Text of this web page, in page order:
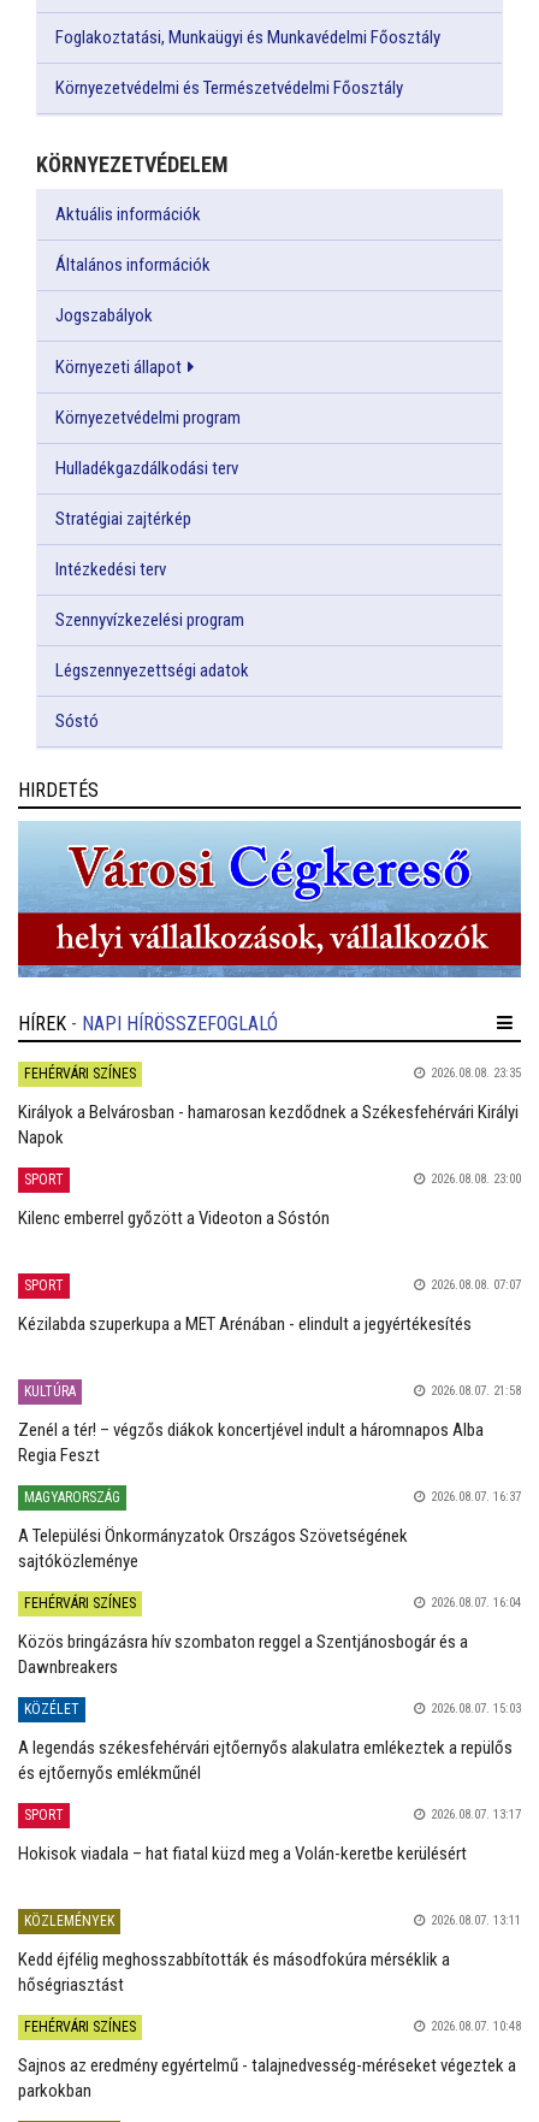
Foglakoztatási, Munkaügyi és Munkavédelmi Főosztály
Környezetvédelmi és Természetvédelmi Főosztály
KÖRNYEZETVÉDELEM
Aktuális információk
Általános információk
Jogszabályok
Környezeti állapot
Környezetvédelmi program
Hulladékgazdálkodási terv
Stratégiai zajtérkép
Intézkedési terv
Szennyvízkezelési program
Légszennyezettségi adatok
Sóstó
HIRDETÉS
HÍREK - NAPI HÍRÖSSZEFOGLALÓ
FEHÉRVÁRI SZÍNES 2026.08.08. 23:35
Királyok a Belvárosban - hamarosan kezdődnek a Székesfehérvári Királyi
Napok
SPORT 2026.08.08. 23:00
Kilenc emberrel győzött a Videoton a Sóstón
SPORT 2026.08.08. 07:07
Kézilabda szuperkupa a MET Arénában - elindult a jegyértékesítés
KULTÚRA 2026.08.07. 21:58
Zenél a tér! – végzős diákok koncertjével indult a háromnapos Alba
Regia Feszt
MAGYARORSZÁG 2026.08.07. 16:37
A Települési Önkormányzatok Országos Szövetségének
sajtóközleménye
FEHÉRVÁRI SZÍNES 2026.08.07. 16:04
Közös bringázásra hív szombaton reggel a Szentjánosbogár és a
Dawnbreakers
KÖZÉLET 2026.08.07. 15:03
A legendás székesfehérvári ejtőernyős alakulatra emlékeztek a repülős
és ejtőernyős emlékműnél
SPORT 2026.08.07. 13:17
Hokisok viadala – hat fiatal küzd meg a Volán-keretbe kerülésért
KÖZLEMÉNYEK 2026.08.07. 13:11
Kedd éjfélig meghosszabbították és másodfokúra mérséklik a
hőségriasztást
FEHÉRVÁRI SZÍNES 2026.08.07. 10:48
Sajnos az eredmény egyértelmű - talajnedvesség-méréseket végeztek a
parkokban